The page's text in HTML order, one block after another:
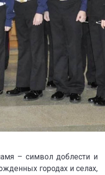
– символ доблести и
городах и селах,